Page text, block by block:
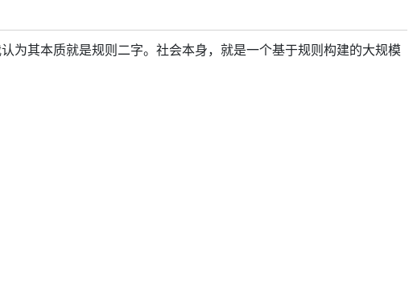
为其本质就是规则二字。社会本身，就是一个基于规则构建的大规模